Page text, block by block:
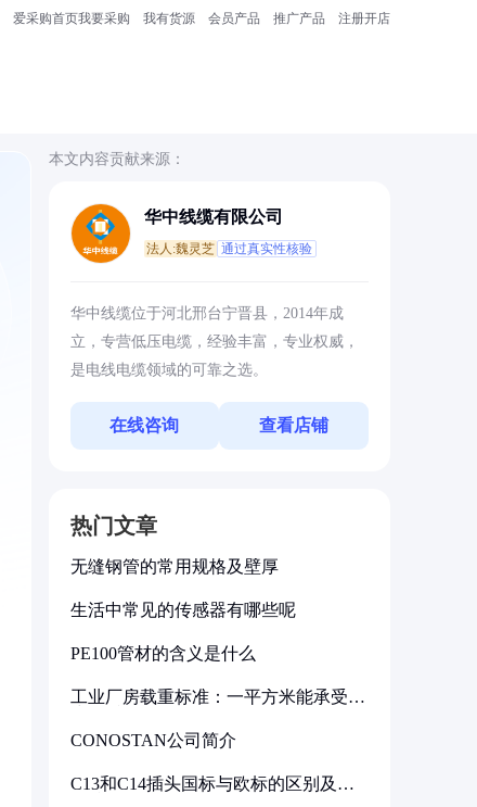
爱采购首页我要采购 我有货源 会员产品 推广产品 注册开店
本文内容贡献来源：
华中线缆有限公司
法人:魏灵芝 通过真实性核验
华中线缆位于河北邢台宁晋县，2014年成
立，专营低压电缆，经验丰富，专业权威，
是电线电缆领域的可靠之选。
在线咨询 查看店铺
热门文章
无缝钢管的常用规格及壁厚
生活中常见的传感器有哪些呢
PE100管材的含义是什么
工业厂房载重标准：一平方米能承受多
CONOSTAN公司简介
C13和C14插头国标与欧标的区别及其